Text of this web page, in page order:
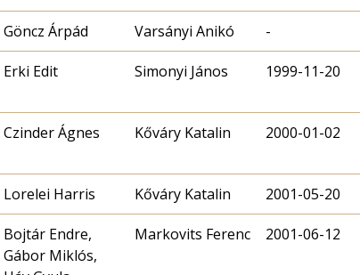
Göncz Árpád Varsányi Anikó -
Erki Edit Simonyi János 1999-11-20
Czinder Ágnes Kőváry Katalin 2000-01-02
Lorelei Harris Kőváry Katalin 2001-05-20
Bojtár Endre,
Gábor Miklós,
Markovits Ferenc 2001-06-12